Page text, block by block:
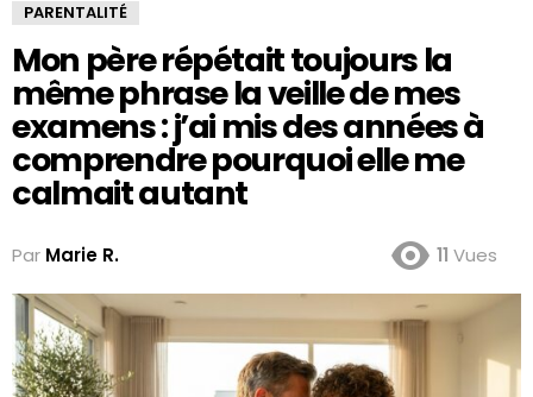
PARENTALITÉ
Mon père répétait toujours la
même phrase la veille de mes
examens : j’ai mis des années à
comprendre pourquoi elle me
calmait autant
Par Marie R. 11 Vues